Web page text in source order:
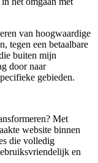
van hoogwaardige
tegen een betaalbare
buiten mijn
door naar
gebieden.
Met
website binnen
die volledig
en